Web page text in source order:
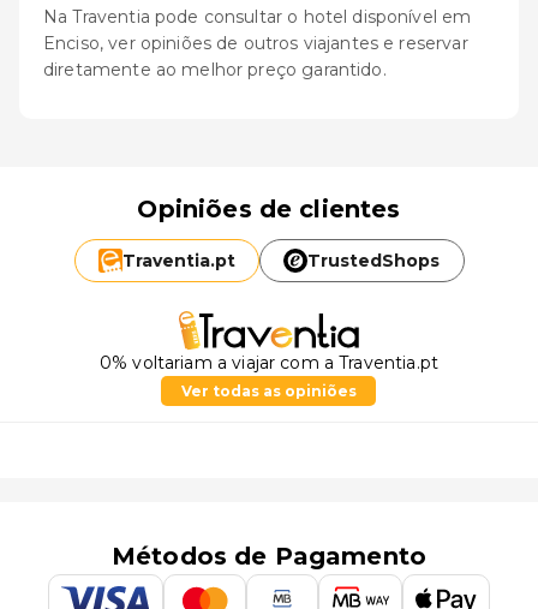
Na Traventia pode consultar o hotel disponível em
Enciso, ver opiniões de outros viajantes e reservar
diretamente ao melhor preço garantido.
Opiniões de clientes
Traventia.pt TrustedShops
0% voltariam a viajar com a Traventia.pt
Ver todas as opiniões
Métodos de Pagamento